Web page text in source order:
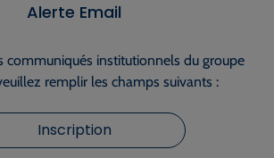
Alerte Email
communiqués institutionnels du groupe
remplir les champs suivants :
Inscription